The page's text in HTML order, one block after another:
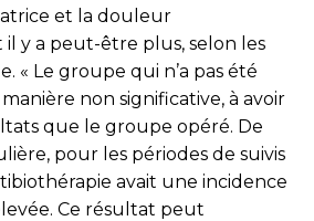
et la douleur
il y a peut-être plus, selon les
« Le groupe qui n’a pas été
non significative, à avoir
que le groupe opéré. De
pour les périodes de suivis
avait une incidence
Ce résultat peut